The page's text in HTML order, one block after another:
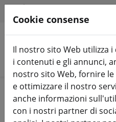
Cerca prodotti
Home Componenti
Cookie consense
Il nostro sito Web utilizza
i contenuti e gli annunci,
nostro sito Web, fornire
e ottimizzare il nostro
anche informazioni
con i nostri partner di